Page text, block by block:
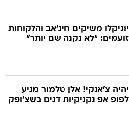
יוניקלו משיקים חיג'אב והלקוחות
זועמים: "לא נקנה שם יותר"
יהיה צ'אנקי! אלן טלמור מגיע
לפופ אפ נקניקיות דגים בשצ'ופק